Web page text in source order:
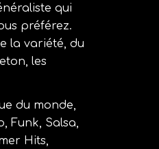
qui
préférez.
la variété, du
les
du monde,
Funk, Salsa,
Hits,